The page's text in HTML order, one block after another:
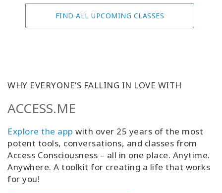
FIND ALL UPCOMING CLASSES
WHY EVERYONE’S FALLING IN LOVE WITH
ACCESS.ME
Explore the app with over 25 years of the most
potent tools, conversations, and classes from
Access Consciousness – all in one place. Anytime.
Anywhere. A toolkit for creating a life that works
for you!